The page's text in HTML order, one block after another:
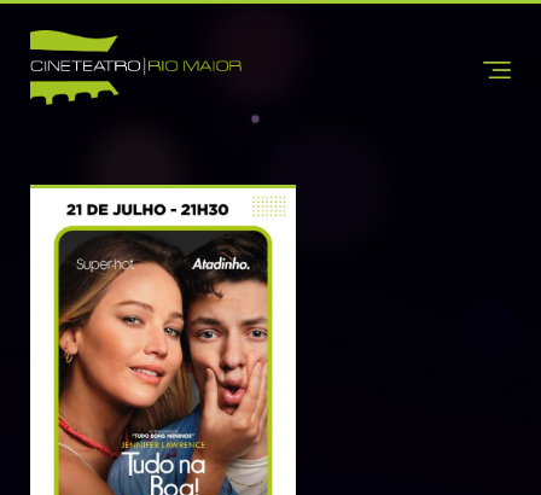
INÍCIO
CINETEATRO
SOBRE NÓS
CONTACTOS
INFORMAÇÕES
BILHETEIRA
CINEMA
TEATRO